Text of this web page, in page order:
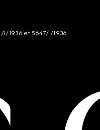
I/1936 et 5647/I/1936